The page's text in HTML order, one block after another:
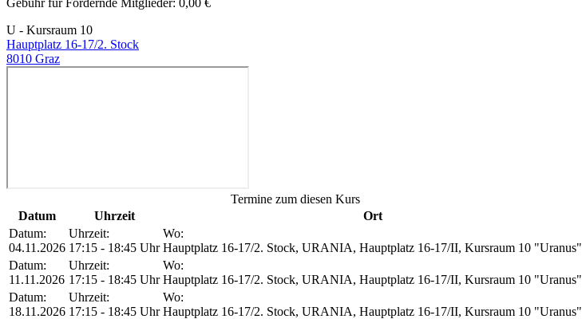
U - Kursraum 10
Hauptplatz 16-17/2. Stock
8010 Graz
Termine zum diesen Kurs
Datum
Uhrzeit
Ort
Datum:
04.11.2026
Uhrzeit:
17:15 - 18:45 Uhr
Wo:
Hauptplatz 16-17/2. Stock, URANIA, Hauptplatz 16-17/II, Kursraum 10 "Uranus"
Datum:
11.11.2026
Uhrzeit:
17:15 - 18:45 Uhr
Wo:
Hauptplatz 16-17/2. Stock, URANIA, Hauptplatz 16-17/II, Kursraum 10 "Uranus"
Datum:
18.11.2026
Uhrzeit:
17:15 - 18:45 Uhr
Wo:
Hauptplatz 16-17/2. Stock, URANIA, Hauptplatz 16-17/II, Kursraum 10 "Uranus"